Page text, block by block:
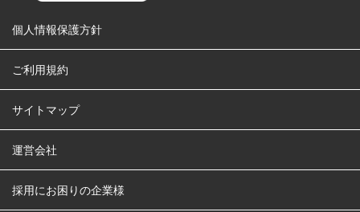
個人情報保護方針
ご利用規約
サイトマップ
運営会社
採用にお困りの企業様